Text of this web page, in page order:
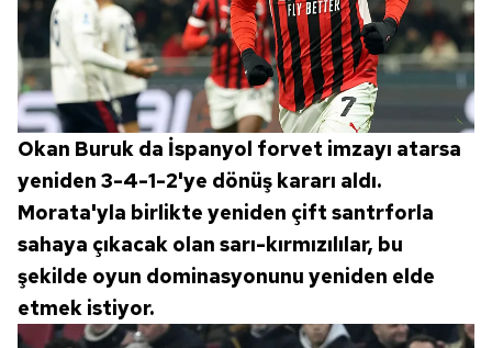
Okan Buruk da İspanyol forvet imzayı atarsa
yeniden 3-4-1-2'ye dönüş kararı aldı.
Morata'yla birlikte yeniden çift santrforla
sahaya çıkacak olan sarı-kırmızılılar, bu
şekilde oyun dominasyonunu yeniden elde
etmek istiyor.